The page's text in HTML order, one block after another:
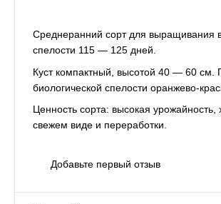
Среднеранний сорт для выращивания
спелости 115 — 125 дней.
Куст компактный, высотой 40 — 60 см.
биологической спелости оранжево-
Ценность сорта: высокая
свежем виде и переработки.
Добавьте первый отзыв